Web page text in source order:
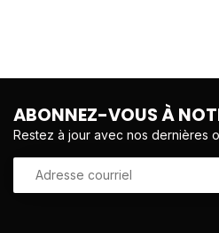
ABONNEZ-VOUS À
Restez à jour avec nos dernières